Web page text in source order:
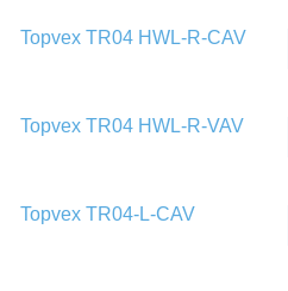
Topvex TR04 HWL-R-CAV
Topvex TR04 HWL-R-VAV
Topvex TR04-L-CAV